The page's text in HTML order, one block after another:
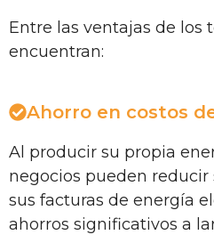
Entre las ventajas de los
encuentran:
Ahorro en costos
Al producir su propia
negocios pueden
sus facturas de energía
ahorros significativos a